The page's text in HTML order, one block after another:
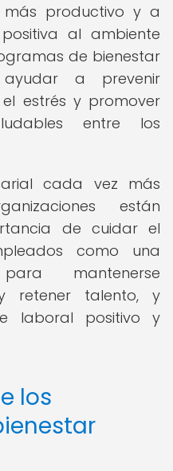
productivo y a
al ambiente
de bienestar
ayudar a prevenir
estrés y promover
entre los
cada vez más
están
de cuidar el
como una
mantenerse
retener talento, y
laboral positivo y
los